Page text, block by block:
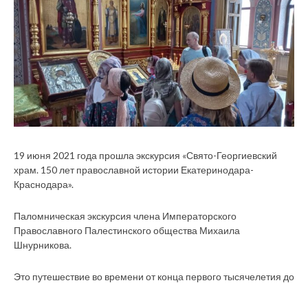
19 июня 2021 года прошла экскурсия «Свято-Георгиевский
храм. 150 лет православной истории Екатеринодара-
Краснодара».
Паломническая экскурсия члена Императорского
Православного Палестинского общества Михаила
Шнурникова.
Это путешествие во времени от конца первого тысячелетия до